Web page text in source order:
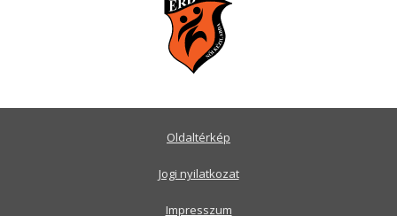
Oldaltérkép
Jogi nyilatkozat
Impresszum